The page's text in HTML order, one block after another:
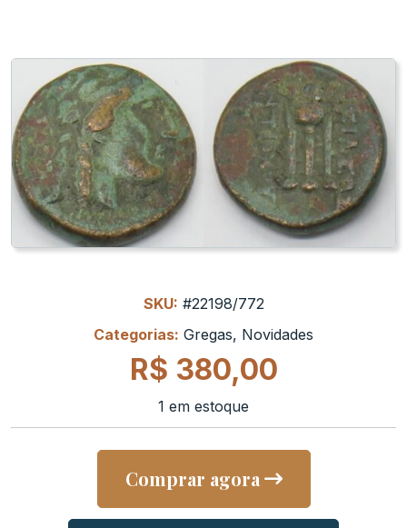
SKU: #22198/772
Categorias: Gregas, Novidades
R$ 380,00
1 em estoque
Comprar agora